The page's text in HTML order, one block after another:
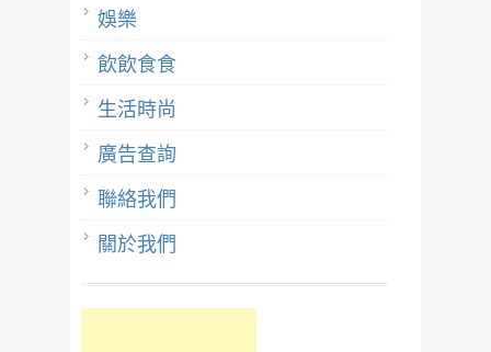
娛樂
飲飲食食
生活時尚
廣告查詢
聯絡我們
關於我們